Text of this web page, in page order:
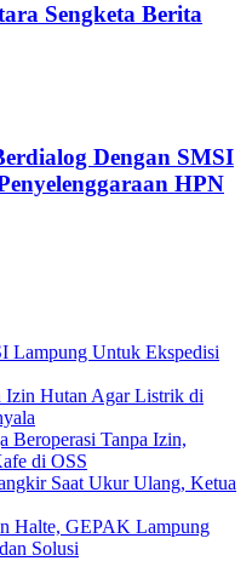
Sengketa Berita
Dengan SMSI
HPN
Untuk Ekspedisi
Izin Hutan Agar Listrik di
Beroperasi Tanpa Izin,
di OSS
Saat Ukur Ulang, Ketua
Halte, GEPAK Lampung
Solusi